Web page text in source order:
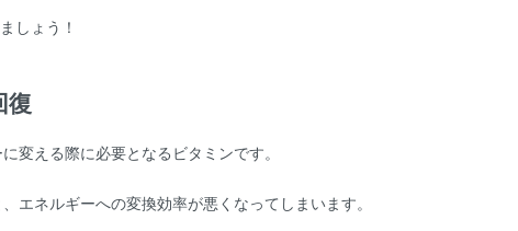
しょう！
復
変える際に必要となるビタミンです。
エネルギーへの変換効率が悪くなってしまいます。